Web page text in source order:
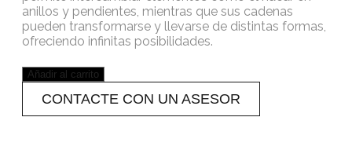
anillos y pendientes, mientras que sus cadenas
pueden transformarse y llevarse de distintas formas,
ofreciendo infinitas posibilidades.
Añadir al carrito
CONTACTE CON UN ASESOR